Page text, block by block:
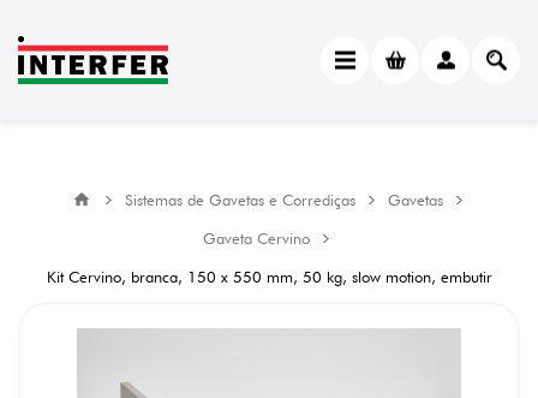
Sistemas de Gavetas e Corrediças
Gavetas
Gaveta Cervino
Kit Cervino, branca, 150 x 550 mm, 50 kg, slow motion, embutir